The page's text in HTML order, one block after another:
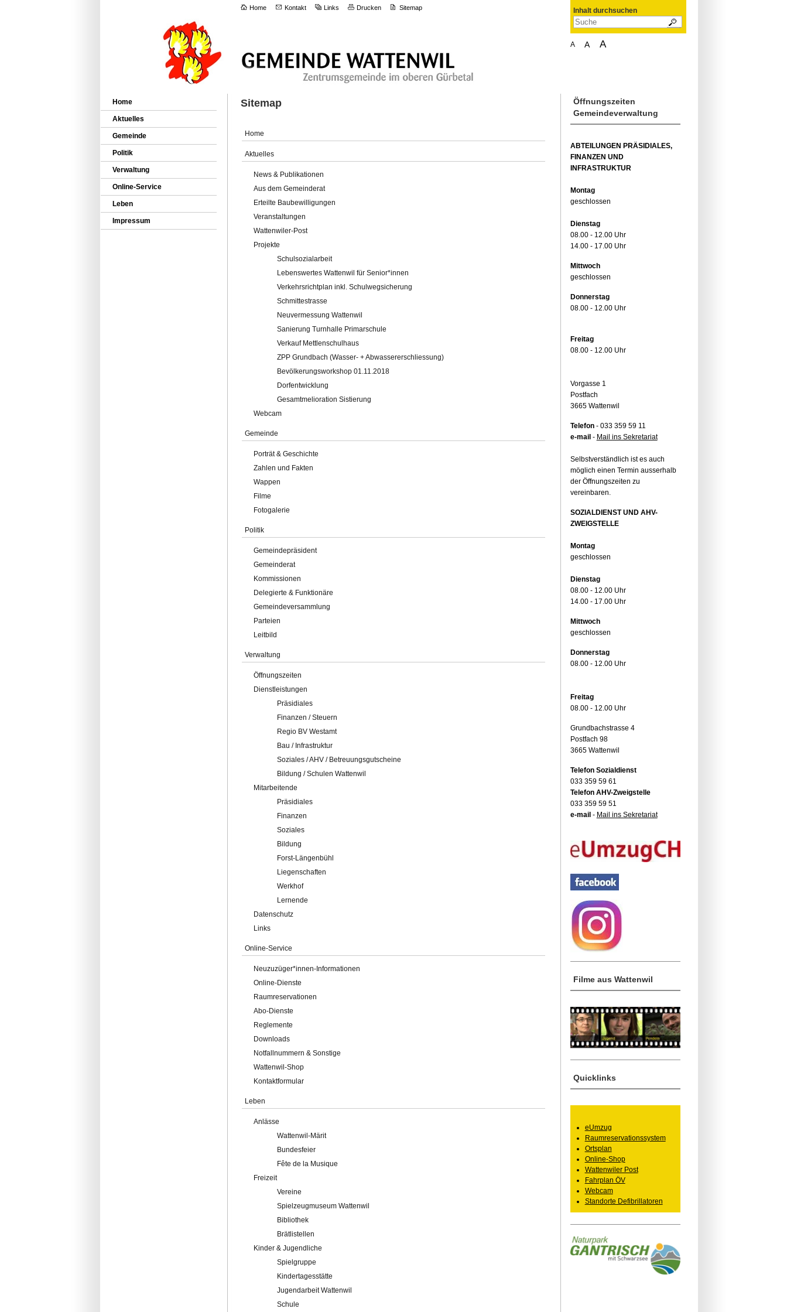
Home Kontakt Links Drucken Sitemap Inhalt durchsuchen
A A A
Home
Aktuelles
Gemeinde
Politik
Verwaltung
Online-Service
Leben
Impressum
Sitemap
Home
Aktuelles
News & Publikationen
Aus dem Gemeinderat
Erteilte Baubewilligungen
Veranstaltungen
Wattenwiler-Post
Projekte
Schulsozialarbeit
Lebenswertes Wattenwil für Senior*innen
Verkehrsrichtplan inkl. Schulwegsicherung
Schmittestrasse
Neuvermessung Wattenwil
Sanierung Turnhalle Primarschule
Verkauf Mettlenschulhaus
ZPP Grundbach (Wasser- + Abwassererschliessung)
Bevölkerungsworkshop 01.11.2018
Dorfentwicklung
Gesamtmelioration Sistierung
Webcam
Gemeinde
Porträt & Geschichte
Zahlen und Fakten
Wappen
Filme
Fotogalerie
Politik
Gemeindepräsident
Gemeinderat
Kommissionen
Delegierte & Funktionäre
Gemeindeversammlung
Parteien
Leitbild
Verwaltung
Öffnungszeiten
Dienstleistungen
Präsidiales
Finanzen / Steuern
Regio BV Westamt
Bau / Infrastruktur
Soziales / AHV / Betreuungsgutscheine
Bildung / Schulen Wattenwil
Mitarbeitende
Präsidiales
Finanzen
Soziales
Bildung
Forst-Längenbühl
Liegenschaften
Werkhof
Lernende
Datenschutz
Links
Online-Service
Neuzuzüger*innen-Informationen
Online-Dienste
Raumreservationen
Abo-Dienste
Reglemente
Downloads
Notfallnummern & Sonstige
Wattenwil-Shop
Kontaktformular
Leben
Anlässe
Wattenwil-Märit
Bundesfeier
Fête de la Musique
Freizeit
Vereine
Spielzeugmuseum Wattenwil
Bibliothek
Brätlistellen
Kinder & Jugendliche
Spielgruppe
Kindertagesstätte
Jugendarbeit Wattenwil
Schule
Öffnungszeiten
Gemeindeverwaltung
ABTEILUNGEN PRÄSIDIALES,
FINANZEN UND
INFRASTRUKTUR
Montag
geschlossen
Dienstag
08.00 - 12.00 Uhr
14.00 - 17.00 Uhr
Mittwoch
geschlossen
Donnerstag
08.00 - 12.00 Uhr
Freitag
08.00 - 12.00 Uhr
Vorgasse 1
Postfach
3665 Wattenwil
Telefon- 033 359 59 11
e-mail - Mail ins Sekretariat
Selbstverständlich ist es auch
möglich einen Termin ausserhalb
der Öffnungszeiten zu
vereinbaren.
SOZIALDIENST UND AHV-
ZWEIGSTELLE
Montag
geschlossen
Dienstag
08.00 - 12.00 Uhr
14.00 - 17.00 Uhr
Mittwoch
geschlossen
Donnerstag
08.00 - 12.00 Uhr
Freitag
08.00 - 12.00 Uhr
Grundbachstrasse 4
Postfach 98
3665 Wattenwil
Telefon Sozialdienst
033 359 59 61
Telefon AHV-Zweigstelle
033 359 59 51
e-mail - Mail ins Sekretariat
Filme aus Wattenwil
Quicklinks
eUmzug
Raumreservationssystem
Ortsplan
Online-Shop
Wattenwiler Post
Fahrplan ÖV
Webcam
Standorte Defibrillatoren